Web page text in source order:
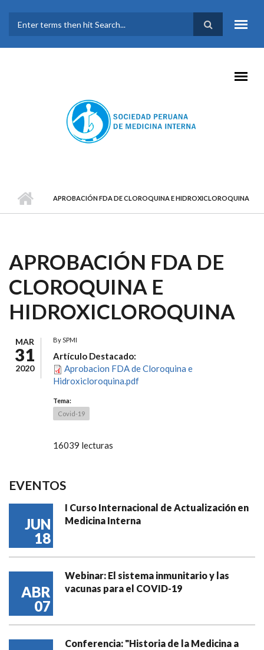
FORMULARIO DE
BÚSQUEDA
APROBACIÓN FDA DE CLOROQUINA E HIDROXICLOROQUINA
APROBACIÓN FDA DE
CLOROQUINA E
HIDROXICLOROQUINA
MAR
31
2020
BySPMI
Artículo Destacado:
Aprobacion FDA de Cloroquina e
Hidroxicloroquina.pdf
Tema:
Covid-19
16039 lecturas
EVENTOS
JUN
18
I Curso Internacional de Actualización en
Medicina Interna
ABR
07
Webinar: El sistema inmunitario y las
vacunas para el COVID-19
Conferencia: "Historia de la Medicina a